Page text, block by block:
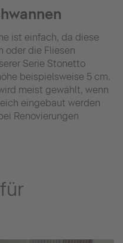
ist einfach, da diese
oder die Fliesen
Serie Stonetto
beispielsweise 5 cm.
meist gewählt, wenn
eingebaut werden
Renovierungen